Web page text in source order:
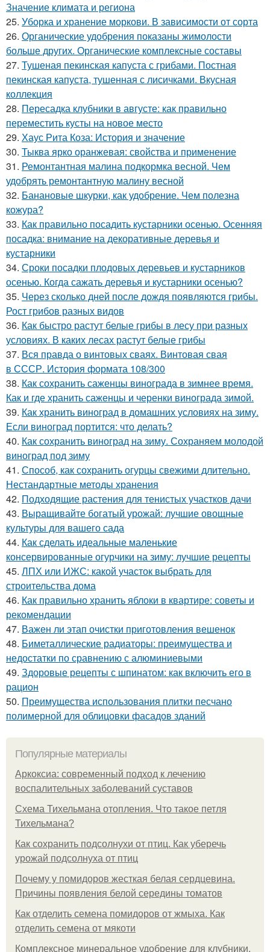
Значение климата и региона
25. Уборка и хранение моркови. В зависимости от сорта
26. Органические удобрения показаны жимолости
больше других. Органические комплексные составы
27. Тушеная пекинская капуста с грибами. Постная
пекинская капуста, тушенная с лисичками. Вкусная
коллекция
28. Пересадка клубники в августе: как правильно
переместить кусты на новое место
29. Хаус Рита Коза: История и значение
30. Тыква ярко оранжевая: свойства и применение
31. Ремонтантная малина подкормка весной. Чем
удобрять ремонтантную малину весной
32. Банановые шкурки, как удобрение. Чем полезна
кожура?
33. Как правильно посадить кустарники осенью. Осенняя
посадка: внимание на декоративные деревья и
кустарники
34. Сроки посадки плодовых деревьев и кустарников
осенью. Когда сажать деревья и кустарники осенью?
35. Через сколько дней после дождя появляются грибы.
Рост грибов разных видов
36. Как быстро растут белые грибы в лесу при разных
условиях. В каких лесах растут белые грибы
37. Вся правда о винтовых сваях. Винтовая свая
в СССР. История формата 108/300
38. Как сохранить саженцы винограда в зимнее время.
Как и где хранить саженцы и черенки винограда зимой.
39. Как хранить виноград в домашних условиях на зиму.
Если виноград портится: что делать?
40. Как сохранить виноград на зиму. Сохраняем молодой
виноград под зиму
41. Способ, как сохранить огурцы свежими длительно.
Нестандартные методы хранения
42. Подходящие растения для тенистых участков дачи
43. Выращивайте богатый урожай: лучшие овощные
культуры для вашего сада
44. Как сделать идеальные маленькие
консервированные огурчики на зиму: лучшие рецепты
45. ЛПХ или ИЖС: какой участок выбрать для
строительства дома
46. Как правильно хранить яблоки в квартире: советы и
рекомендации
47. Важен ли этап очистки приготовления вешенок
48. Биметаллические радиаторы: преимущества и
недостатки по сравнению с алюминиевыми
49. Здоровые рецепты с шпинатом: как включить его в
рацион
50. Преимущества использования плитки песчано
полимерной для облицовки фасадов зданий
Популярные материалы
Аркоксиа: современный подход к лечению
воспалительных заболеваний суставов
Схема Тихельмана отопления. Что такое петля
Тихельмана?
Как сохранить подсолнухи от птиц. Как уберечь
урожай подсолнуха от птиц
Почему у помидоров жесткая белая сердцевина.
Причины появления белой середины томатов
Как отделить семена помидоров от жмыха. Как
отделить семена от мякоти
Комплексное минеральное удобрение для клубники.